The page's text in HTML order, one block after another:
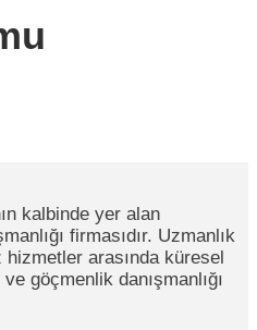
kalbinde yer alan
firmasıdır. Uzmanlık
arasında küresel
göçmenlik danışmanlığı